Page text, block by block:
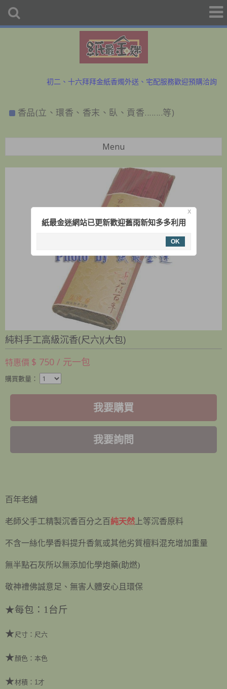
初二、十六拜拜金紙香燭外送、宅配服務歡迎預購洽詢
初二、十六拜拜金紙香燭外送、宅配服務歡迎預購洽詢
香品(立、環香、香末、臥、貢香........等)
Menu
純料手工高級沉香(尺六)(大包)
特惠價 $ 750 / 元一包
購買數量：
我要購買
我要詢問
百年老舖
老師父手工精製沉香 百分之百純天然 上等沉香原料
不含一絲化學香料提升香氣或其他劣質檀料混充增加重量
無半點石灰所以無添加化學炮藥(助燃)
敬神禮佛誠意足、無害人體安心且環保
★每包：1台斤
★尺寸：尺六
★顏色：本色
★材積：1才
X
紙最金迷網站已更新歡迎舊雨新知多多利用
OK